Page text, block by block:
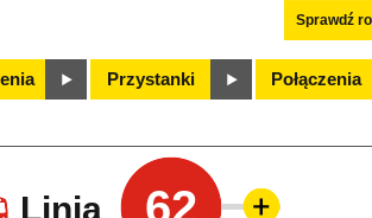
Sprawdź
Przystanki Połączenia
Linia 62